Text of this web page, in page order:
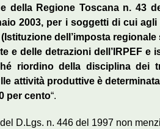
della Regione Toscana n. 43
2003, per i soggetti di cui
(Istituzione dell’imposta
e delle detrazioni dell’IRPEF e
riordino della disciplina dei
attività produttive è
per cento“.
D.Lgs. n. 446 del 1997 non